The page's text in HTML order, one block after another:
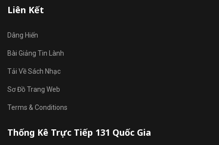
Liên Kết
Dâng Hiến
Bài Giảng Tin Lành
Tải Về Sách Nhạc
Sơ Đồ Trang Web
Terms & Conditions
Thống Kê Trực Tiếp 131 Quốc Gia